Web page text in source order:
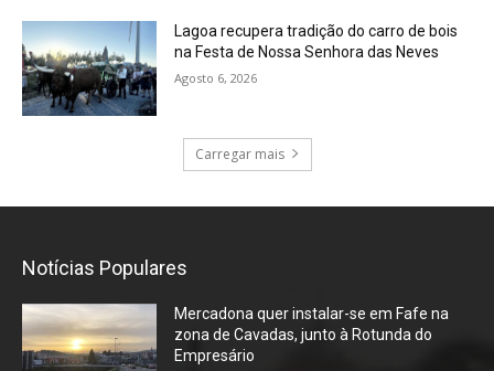
Lagoa recupera tradição do carro de bois
na Festa de Nossa Senhora das Neves
Agosto 6, 2026
Carregar mais
Notícias Populares
Mercadona quer instalar-se em Fafe na
zona de Cavadas, junto à Rotunda do
Empresário